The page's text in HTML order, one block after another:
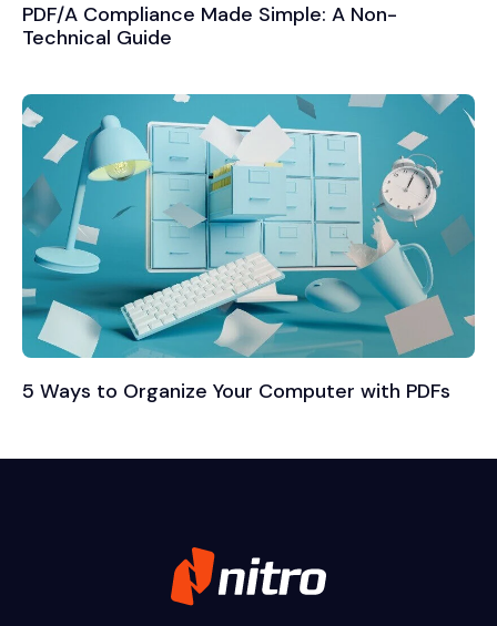
PDF/A Compliance Made Simple: A Non-
Technical Guide
5 Ways to Organize Your Computer with PDFs